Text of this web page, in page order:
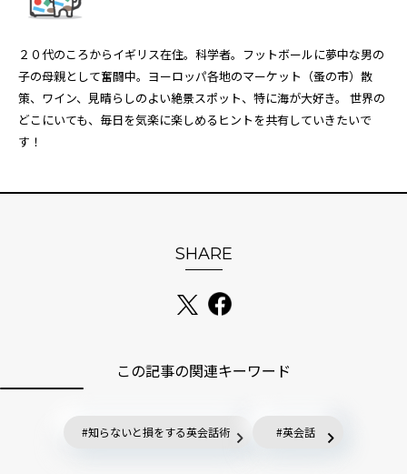
２０代のころからイギリス在住。科学者。フットボールに夢中な男の
子の母親として奮闘中。ヨーロッパ各地のマーケット（蚤の市）散
策、ワイン、見晴らしのよい絶景スポット、特に海が大好き。 世界の
どこにいても、毎日を気楽に楽しめるヒントを共有していきたいで
す！
SHARE
この記事の関連キーワード
知らないと損をする英会話術 英会話